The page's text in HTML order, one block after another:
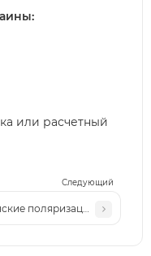
Следующий
очки VR
поляризационные
или расчетный